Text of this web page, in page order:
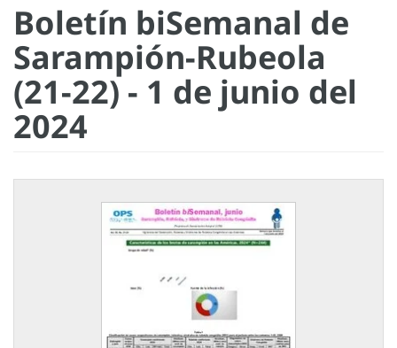
Boletín biSemanal de
Sarampión-Rubeola
(21-22) - 1 de junio del
2024